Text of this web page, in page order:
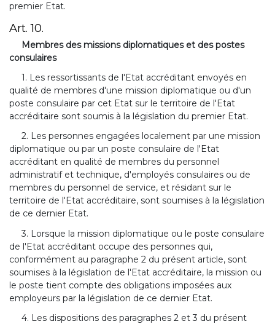
premier Etat.
Art. 10.
Membres des missions diplomatiques et des postes
consulaires
1. Les ressortissants de l'Etat accréditant envoyés en
qualité de membres d'une mission diplomatique ou d'un
poste consulaire par cet Etat sur le territoire de l'Etat
accréditaire sont soumis à la législation du premier Etat.
2. Les personnes engagées localement par une mission
diplomatique ou par un poste consulaire de l'Etat
accréditant en qualité de membres du personnel
administratif et technique, d'employés consulaires ou de
membres du personnel de service, et résidant sur le
territoire de l'Etat accréditaire, sont soumises à la législation
de ce dernier Etat.
3. Lorsque la mission diplomatique ou le poste consulaire
de l'Etat accréditant occupe des personnes qui,
conformément au paragraphe 2 du présent article, sont
soumises à la législation de l'Etat accréditaire, la mission ou
le poste tient compte des obligations imposées aux
employeurs par la législation de ce dernier Etat.
4. Les dispositions des paragraphes 2 et 3 du présent